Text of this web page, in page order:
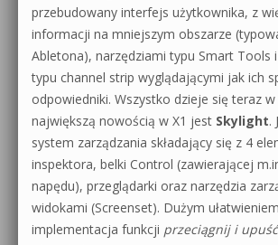
przebudowany interfejs użytkownika, z
informacji na mniejszym obszarze
Abletona), narzędziami typu Smart Tools
typu channel strip wyglądającymi jak ich
odpowiedniki. Wszystko dzieje się teraz
największą nowością w X1 jest Skylight.
system zarządzania składający się z 4
inspektora, belki Control (zawierającej
napędu), przeglądarki oraz narzędzia
widokami (Screenset). Dużym
implementacja funkcji przeciągnij i upuść